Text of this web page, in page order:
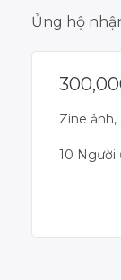
Ủng hộ
Zine
10 Người